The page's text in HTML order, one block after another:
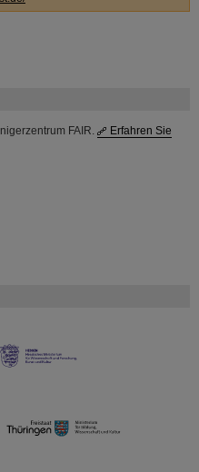
FAIR.
Erfahren Sie